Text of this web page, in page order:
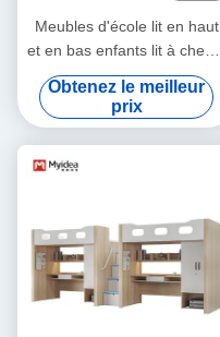
Meubles d'école lit en haut
et en bas enfants lit à chevet
avec support de bureau
personnalisé
Obtenez le meilleur
prix